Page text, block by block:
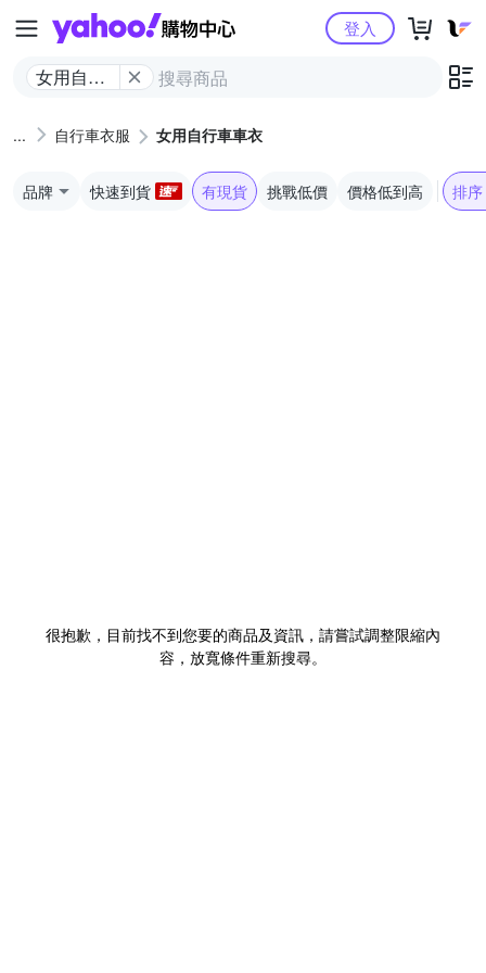
Yahoo購物中心
女用自行
登入
自行車衣服 女用自行車車衣
品牌 快速到貨 有現貨 挑戰低價 價格低到高 排序
很抱歉，目前找不到您要的商品及資訊，請嘗試調整限縮內
容，放寬條件重新搜尋。